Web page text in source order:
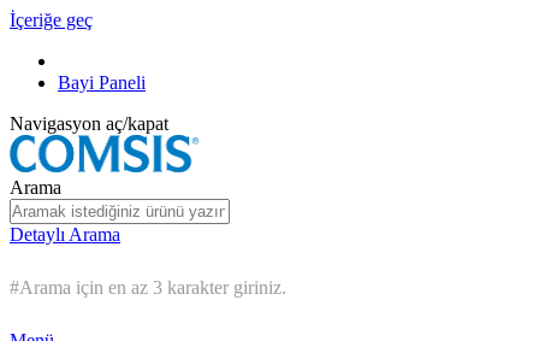
İçeriğe geç
Bayi Paneli
Navigasyon aç/kapat
Arama
Detaylı Arama
#Arama için en az 3 karakter giriniz.